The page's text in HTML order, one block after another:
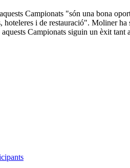
Campionats "són una bona
i de restauració". Moliner
Campionats siguin un èxit